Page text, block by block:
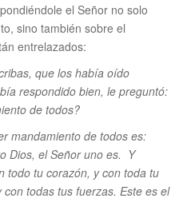
el Señor no solo
sino también sobre el
entrelazados:
que los había oído
respondido bien, le preguntó:
de todos?
mandamiento de todos es:
Dios, el Señor uno es. Y
todo tu corazón, y con toda tu
todas tus fuerzas. Este es el